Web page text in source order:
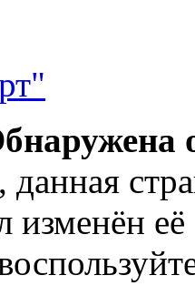
её